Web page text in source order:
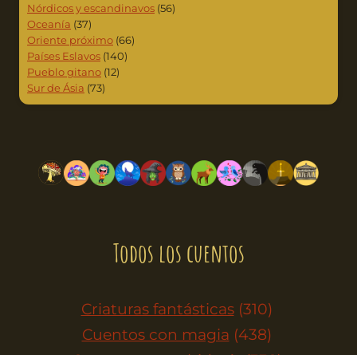
Nórdicos y escandinavos (56)
Oceanía (37)
Oriente próximo (66)
Países Eslavos (140)
Pueblo gitano (12)
Sur de Ásia (73)
Todos los cuentos
Criaturas fantásticas (310)
Cuentos con magia (438)